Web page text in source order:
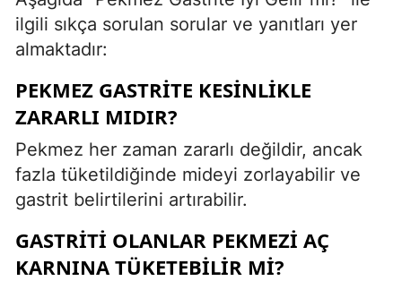
ilgili sıkça sorulan sorular ve yanıtları yer
almaktadır:
PEKMEZ GASTRITE KESINLIKLE
ZARARLI MIDIR?
Pekmez her zaman zararlı değildir, ancak
fazla tüketildiğinde mideyi zorlayabilir ve
gastrit belirtilerini artırabilir.
GASTRITI OLANLAR PEKMEZI AÇ
KARNINA TÜKETEBILIR MI?